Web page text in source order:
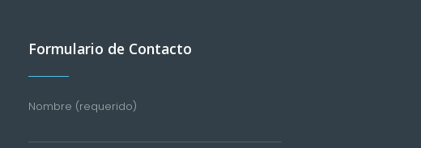
Formulario de Contacto
Nombre (requerido)